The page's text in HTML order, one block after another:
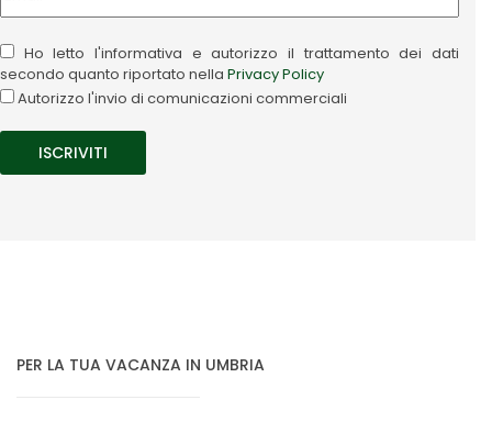
Ho letto l'informativa e autorizzo il trattamento dei dati
secondo quanto riportato nella Privacy Policy
Autorizzo l'invio di comunicazioni commerciali
PER LA TUA VACANZA IN UMBRIA